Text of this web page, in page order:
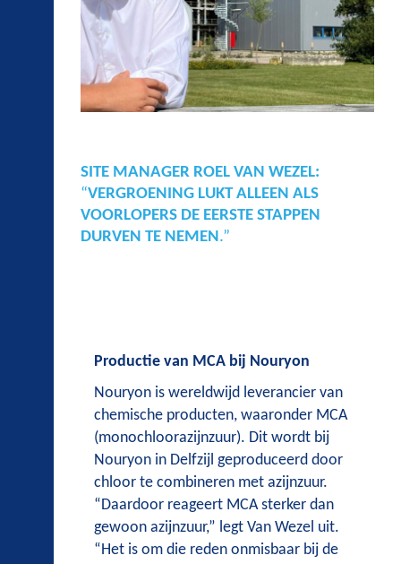
SITE MANAGER ROEL VAN WEZEL:
“VERGROENING LUKT ALLEEN ALS
VOORLOPERS DE EERSTE STAPPEN
DURVEN TE NEMEN.”
Productie van MCA bij Nouryon
Nouryon is wereldwijd leverancier van
chemische producten, waaronder MCA
(monochloorazijnzuur). Dit wordt bij
Nouryon in Delfzijl geproduceerd door
chloor te combineren met azijnzuur.
“Daardoor reageert MCA sterker dan
gewoon azijnzuur,” legt Van Wezel uit.
“Het is om die reden onmisbaar bij de